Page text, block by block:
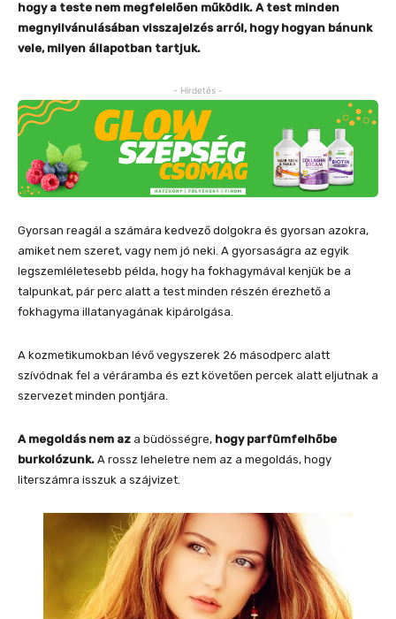
hogy a teste nem megfelelően működik. A test minden
megnyilvánulásában visszajelzés arról, hogy hogyan bánunk
vele, milyen állapotban tartjuk.
- Hirdetés -
Gyorsan reagál a számára kedvező dolgokra és gyorsan azokra,
amiket nem szeret, vagy nem jó neki. A gyorsaságra az egyik
legszemléletesebb példa, hogy ha fokhagymával kenjük be a
talpunkat, pár perc alatt a test minden részén érezhető a
fokhagyma illatanyagának kipárolgása.
A kozmetikumokban lévő vegyszerek 26 másodperc alatt
szívódnak fel a véráramba és ezt követően percek alatt eljutnak a
szervezet minden pontjára.
A megoldás nem az a büdösségre, hogy parfümfelhőbe
burkolózunk. A rossz leheletre nem az a megoldás, hogy
literszámra isszuk a szájvizet.